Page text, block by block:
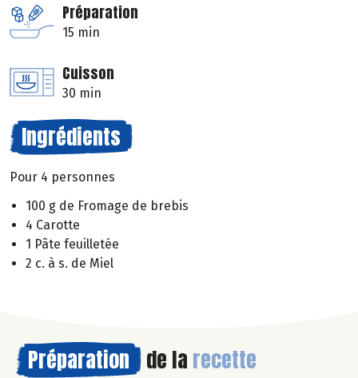
Préparation
15 min
Cuisson
30 min
Ingrédients
Pour 4 personnes
100 g de Fromage de brebis
4 Carotte
1 Pâte feuilletée
2 c. à s. de Miel
Préparation de la recette